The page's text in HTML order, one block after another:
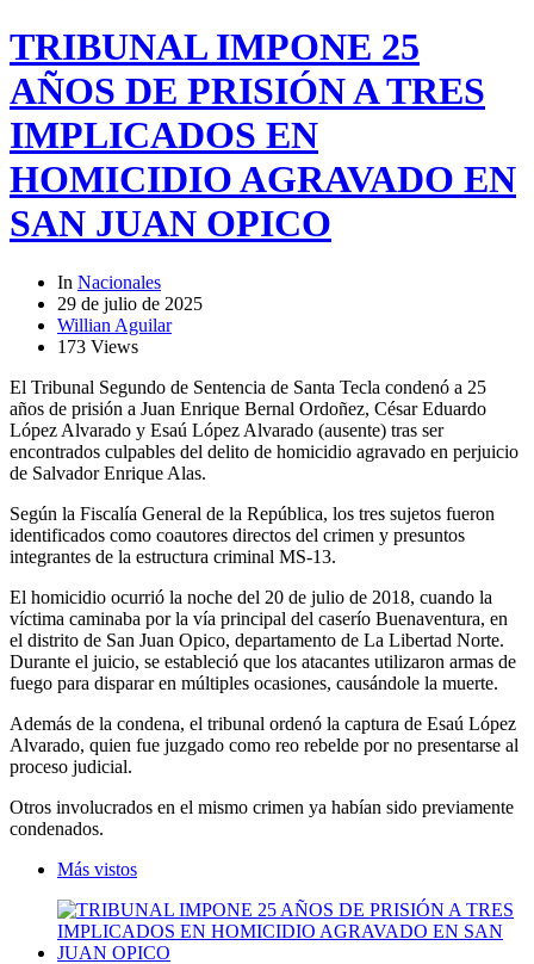
TRIBUNAL IMPONE 25
AÑOS DE PRISIÓN A TRES
IMPLICADOS EN
HOMICIDIO AGRAVADO EN
SAN JUAN OPICO
In Nacionales
29 de julio de 2025
Willian Aguilar
173 Views
El Tribunal Segundo de Sentencia de Santa Tecla condenó a 25
años de prisión a Juan Enrique Bernal Ordoñez, César Eduardo
López Alvarado y Esaú López Alvarado (ausente) tras ser
encontrados culpables del delito de homicidio agravado en perjuicio
de Salvador Enrique Alas.
Según la Fiscalía General de la República, los tres sujetos fueron
identificados como coautores directos del crimen y presuntos
integrantes de la estructura criminal MS-13.
El homicidio ocurrió la noche del 20 de julio de 2018, cuando la
víctima caminaba por la vía principal del caserío Buenaventura, en
el distrito de San Juan Opico, departamento de La Libertad Norte.
Durante el juicio, se estableció que los atacantes utilizaron armas de
fuego para disparar en múltiples ocasiones, causándole la muerte.
Además de la condena, el tribunal ordenó la captura de Esaú López
Alvarado, quien fue juzgado como reo rebelde por no presentarse al
proceso judicial.
Otros involucrados en el mismo crimen ya habían sido previamente
condenados.
Más vistos